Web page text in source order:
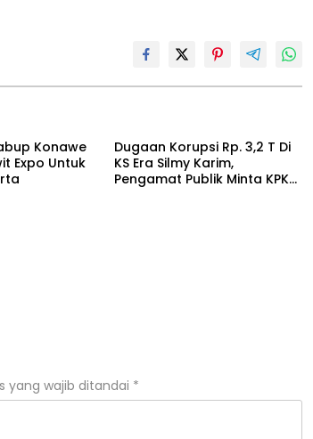
Konawe
Expo Untuk
Dugaan Korupsi Rp. 3,2 T Di
KS Era Silmy Karim,
Pengamat Publik Minta KPK
yang wajib ditandai *